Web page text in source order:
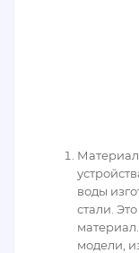
воды
стали.
модели,